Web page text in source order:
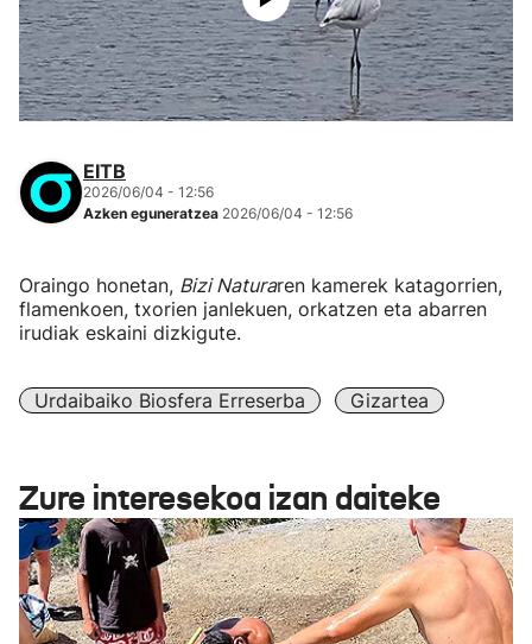
EITB
2026/06/04 - 12:56
Azken eguneratzea 2026/06/04 - 12:56
Oraingo honetan, Bizi Naturaren kamerek katagorrien,
flamenkoen, txorien janlekuen, orkatzen eta abarren
irudiak eskaini dizkigute.
Urdaibaiko Biosfera Erreserba Gizartea
Zure interesekoa izan daiteke